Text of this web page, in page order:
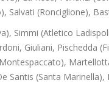
Salvati (Ronciglione),
Simmi (Atletico
Giuliani, Pischedda
Santis (Santa Marinella),